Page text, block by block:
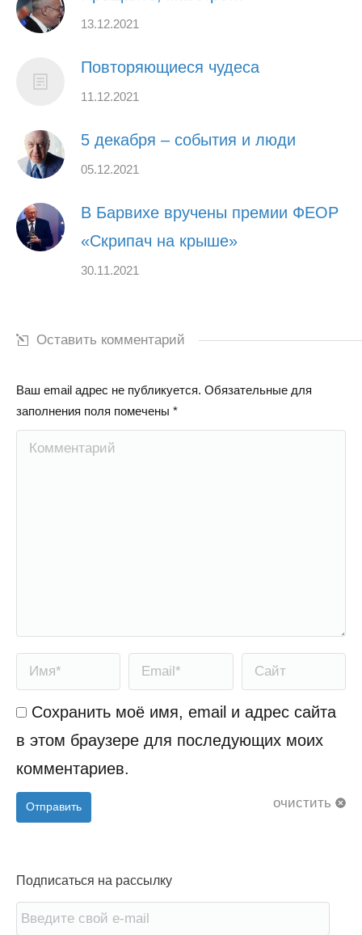
13.12.2021
Повторяющиеся чудеса
11.12.2021
5 декабря – события и люди
05.12.2021
В Барвихе вручены премии ФЕОР
«Скрипач на крыше»
30.11.2021
Оставить комментарий
Ваш email адрес не публикуется. Обязательные для
заполнения поля помечены *
Комментарий
Имя * Email * Сайт
Сохранить моё имя, email и адрес сайта
в этом браузере для последующих моих
комментариев.
очистить
Отправить
Подписаться на рассылку